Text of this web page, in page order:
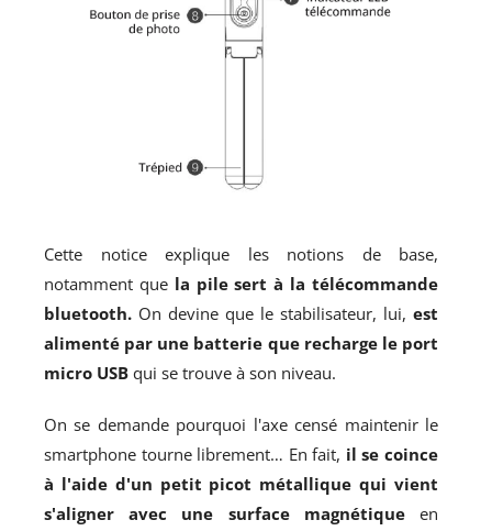
Cette notice explique les notions de base,
notamment quela pile sert à la télécommande
bluetooth. On devine que le stabilisateur, lui,est
alimenté par une batterie que recharge le port
micro USB qui se trouve à son niveau.
On se demande pourquoi l'axe censé maintenir le
smartphone tourne librement… En fait, il se coince
à l'aide d'un petit picot métallique qui vient
s'aligner avec une surface magnétiqueen